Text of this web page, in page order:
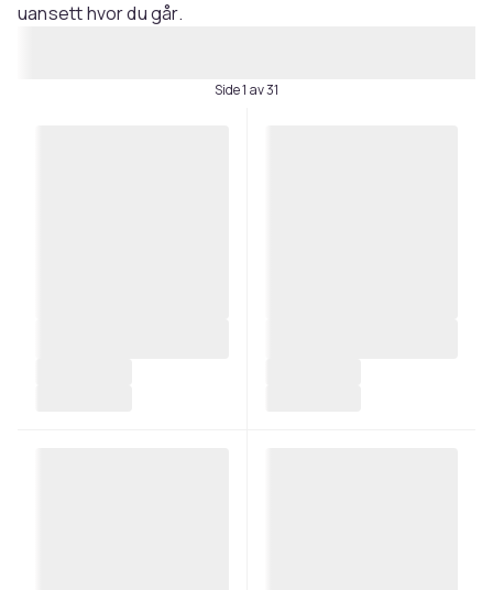
uansett hvor du går.
Side 1 av 31